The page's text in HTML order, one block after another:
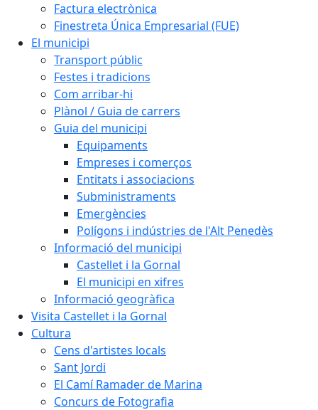
Factura electrònica
Finestreta Única Empresarial (FUE)
El municipi
Transport públic
Festes i tradicions
Com arribar-hi
Plànol / Guia de carrers
Guia del municipi
Equipaments
Empreses i comerços
Entitats i associacions
Subministraments
Emergències
Polígons i indústries de l'Alt Penedès
Informació del municipi
Castellet i la Gornal
El municipi en xifres
Informació geogràfica
Visita Castellet i la Gornal
Cultura
Cens d'artistes locals
Sant Jordi
El Camí Ramader de Marina
Concurs de Fotografia